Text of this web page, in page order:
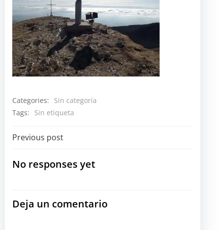
Categories:
Sin categoría
Tags:
Sin etiqueta
Navegación
por
entradas
Previous post
No responses yet
Deja un comentario